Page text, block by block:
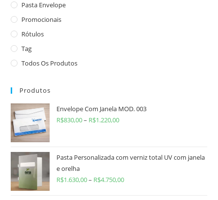
Pasta Envelope
Promocionais
Rótulos
Tag
Todos Os Produtos
Produtos
Envelope Com Janela MOD. 003
R$830,00– R$1.220,00
Pasta Personalizada com verniz total UV com janela
e orelha
R$1.630,00– R$4.750,00